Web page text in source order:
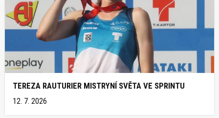
TEREZA RAUTURIER MISTRYNÍ SVĚTA VE SPRINTU
12. 7. 2026